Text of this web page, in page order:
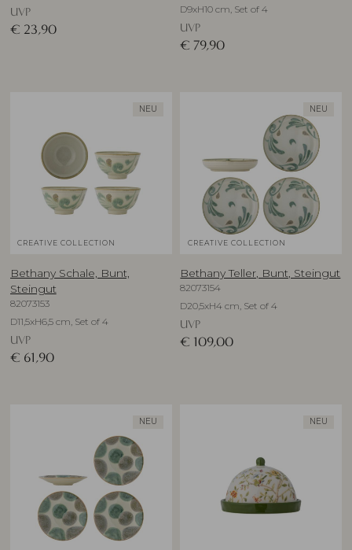
UVP
€ 23,90
D9xH10 cm, Set of 4
UVP
€ 79,90
NEU
CREATIVE COLLECTION
Bethany Schale, Bunt,
Steingut
82073153
D11,5xH6,5 cm, Set of 4
UVP
€ 61,90
NEU
CREATIVE COLLECTION
Bethany Teller, Bunt, Steingut
82073154
D20,5xH4 cm, Set of 4
UVP
€ 109,00
NEU NEU